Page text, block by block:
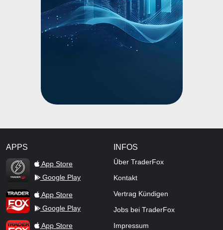
APPS
TraderFox Flash
App Store
Google Play
TraderFox AppApp Store
Google Play
TraderFox ProApp Store
INFOS
Über TraderFox
Kontakt
Vertrag Kündigen
Jobs bei TraderFox
Impressum